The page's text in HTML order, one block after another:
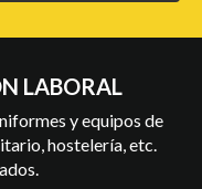
LABORAL
y equipos de
hostelería, etc.